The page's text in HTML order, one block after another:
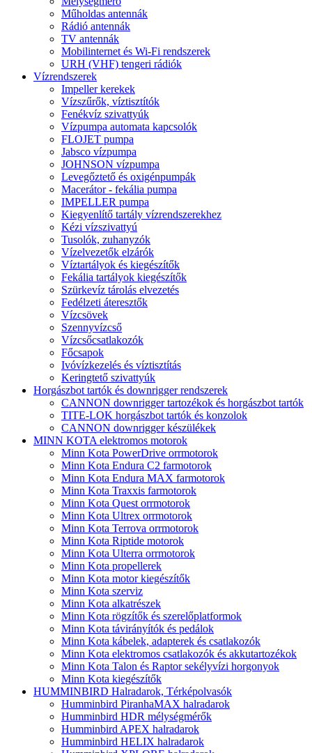
Műholdas antennák
Rádió antennák
TV antennák
Mobilinternet és Wi-Fi rendszerek
URH (VHF) tengeri rádiók
Vízrendszerek
Impeller kerekek
Vízszűrők, víztisztítók
Fenékvíz szivattyúk
Vízpumpa automata kapcsolók
FLOJET pumpa
Jabsco vízpumpa
JOHNSON vízpumpa
Levegőztető és oxigénpumpák
Macerátor - fekália pumpa
IMPELLER pumpa
Kiegyenlítő tartály vízrendszerekhez
Kézi vízszivattyú
Tusolók, zuhanyzók
Vízelvezetők elzárók
Víztartályok és kiegészítők
Fekália tartályok kiegészítők
Szürkevíz tárolás elvezetés
Fedélzeti áteresztők
Vízcsövek
Szennyvízcső
Vízcsőcsatlakozók
Főcsapok
Ivóvízkezelés és víztisztítás
Keringtető szivattyúk
Horgászbot tartók és downrigger rendszerek
CANNON downrigger tartozékok és horgászbot tartók
TITE-LOK horgászbot tartók és konzolok
CANNON downrigger készülékek
MINN KOTA elektromos motorok
Minn Kota PowerDrive orrmotorok
Minn Kota Endura C2 farmotorok
Minn Kota Endura MAX farmotorok
Minn Kota Traxxis farmotorok
Minn Kota Quest orrmotorok
Minn Kota Ultrex orrmotorok
Minn Kota Terrova orrmotorok
Minn Kota Riptide motorok
Minn Kota Ulterra orrmotorok
Minn Kota propellerek
Minn Kota motor kiegészítők
Minn Kota szerviz
Minn Kota alkatrészek
Minn Kota rögzítők és szerelőplatformok
Minn Kota távirányítók és pedálok
Minn Kota kábelek, adapterek és csatlakozók
Minn Kota elektromos csatlakozók és akkutartozékok
Minn Kota Talon és Raptor sekélyvízi horgonyok
Minn Kota kiegészítők
HUMMINBIRD Halradarok, Térképolvasók
Humminbird PiranhaMAX halradarok
Humminbird HDR mélységmérők
Humminbird APEX halradarok
Humminbird HELIX halradarok